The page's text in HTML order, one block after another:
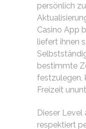
persönlich
Casino App
liefert ihnen
bestimmte
festzulegen,
Freizeit
Dieser Level
respektiert